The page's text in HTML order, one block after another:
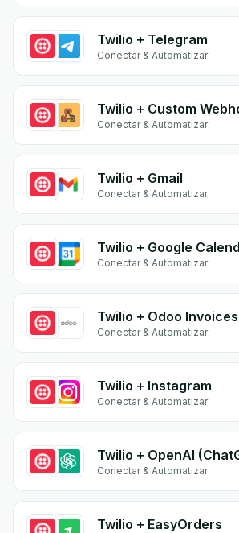
Twilio + Telegram
Conectar & Automatizar
Twilio + Custom
Conectar & Automatizar
Twilio + Gmail
Conectar & Automatizar
Twilio + Google
Conectar & Automatizar
Twilio + Odoo Invoices
Conectar & Automatizar
Twilio + Instagram
Conectar & Automatizar
Twilio + OpenAI
Conectar & Automatizar
Twilio + EasyOrders